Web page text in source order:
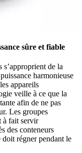
sûre et fiable
s’approprient de la
harmonieuse
appareils
veille à ce que la
afin de ne pas
Les groupes
à fait servir
des conteneurs
régner pendant le